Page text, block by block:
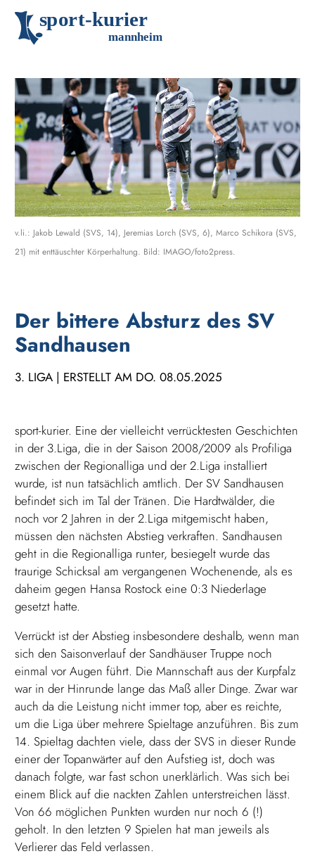
sport-kurier
mannheim
v.li.: Jakob Lewald (SVS, 14), Jeremias Lorch (SVS, 6), Marco Schikora (SVS,
21) mit enttäuschter Körperhaltung. Bild: IMAGO/foto2press.
Der bittere Absturz des SV
Sandhausen
3. LIGA | ERSTELLT AM DO. 08.05.2025
sport-kurier. Eine der vielleicht verrücktesten Geschichten
in der 3.Liga, die in der Saison 2008/2009 als Profiliga
zwischen der Regionalliga und der 2.Liga installiert
wurde, ist nun tatsächlich amtlich. Der SV Sandhausen
befindet sich im Tal der Tränen. Die Hardtwälder, die
noch vor 2 Jahren in der 2.Liga mitgemischt haben,
müssen den nächsten Abstieg verkraften. Sandhausen
geht in die Regionalliga runter, besiegelt wurde das
traurige Schicksal am vergangenen Wochenende, als es
daheim gegen Hansa Rostock eine 0:3 Niederlage
gesetzt hatte.
Verrückt ist der Abstieg insbesondere deshalb, wenn man
sich den Saisonverlauf der Sandhäuser Truppe noch
einmal vor Augen führt. Die Mannschaft aus der Kurpfalz
war in der Hinrunde lange das Maß aller Dinge. Zwar war
auch da die Leistung nicht immer top, aber es reichte,
um die Liga über mehrere Spieltage anzuführen. Bis zum
14. Spieltag dachten viele, dass der SVS in dieser Runde
einer der Topanwärter auf den Aufstieg ist, doch was
danach folgte, war fast schon unerklärlich. Was sich bei
einem Blick auf die nackten Zahlen unterstreichen lässt.
Von 66 möglichen Punkten wurden nur noch 6 (!)
geholt. In den letzten 9 Spielen hat man jeweils als
Verlierer das Feld verlassen.